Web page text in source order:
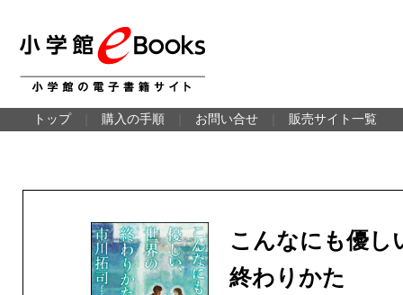
トップ 購入の手順 お問い合せ 販売サイト一覧
こんなにも優し
終わりかた